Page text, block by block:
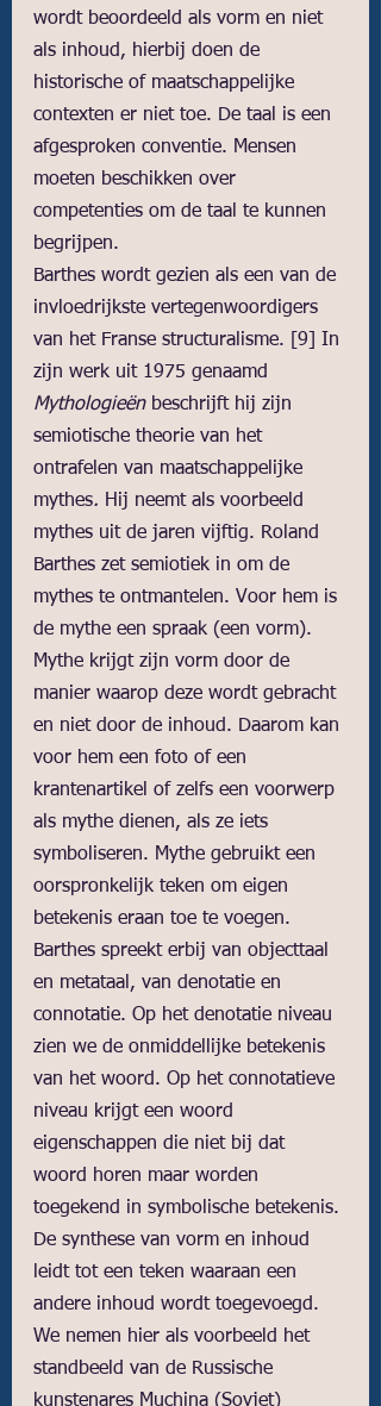
wordt beoordeeld als vorm en niet
als inhoud, hierbij doen de
historische of maatschappelijke
contexten er niet toe. De taal is een
afgesproken conventie. Mensen
moeten beschikken over
competenties om de taal te kunnen
begrijpen.
Barthes wordt gezien als een van de
invloedrijkste vertegenwoordigers
van het Franse structuralisme.
[9]
In
zijn werk uit 1975 genaamd
Mythologieën beschrijft hij zijn
semiotische theorie van het
ontrafelen van maatschappelijke
mythes. Hij neemt als voorbeeld
mythes uit de jaren vijftig. Roland
Barthes zet semiotiek in om de
mythes te ontmantelen. Voor hem is
de mythe een spraak (een vorm).
Mythe krijgt zijn vorm door de
manier waarop deze wordt gebracht
en niet door de inhoud. Daarom kan
voor hem een foto of een
krantenartikel of zelfs een voorwerp
als mythe dienen, als ze iets
symboliseren. Mythe gebruikt een
oorspronkelijk teken om eigen
betekenis eraan toe te voegen.
Barthes spreekt erbij van objecttaal
en metataal, van denotatie en
connotatie. Op het denotatie niveau
zien we de onmiddellijke betekenis
van het woord. Op het connotatieve
niveau krijgt een woord
eigenschappen die niet bij dat
woord horen maar worden
toegekend in symbolische betekenis.
De synthese van vorm en inhoud
leidt tot een teken waaraan een
andere inhoud wordt toegevoegd.
We nemen hier als voorbeeld het
standbeeld van de Russische
kunstenares Muchina (Sovjet)